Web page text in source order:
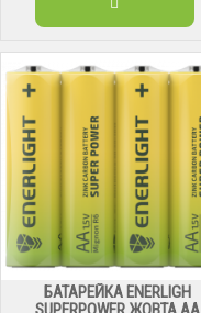
БАТАРЕЙКА ENERLIGH